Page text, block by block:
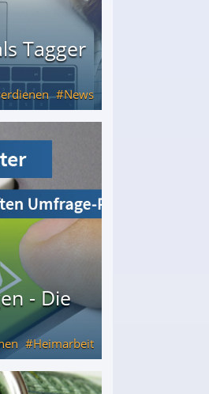
Tagger
News
- Die
Heimarbeit